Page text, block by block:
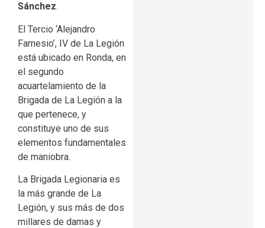
Sánchez.
El Tercio ‘Alejandro
Farnesio’, IV de La Legión
está ubicado en Ronda, en
el segundo
acuartelamiento de la
Brigada de La Legión a la
que pertenece, y
constituye uno de sus
elementos fundamentales
de maniobra.
La Brigada Legionaria es
la más grande de La
Legión, y sus más de dos
millares de damas y